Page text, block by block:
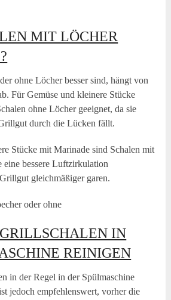
MIT LÖCHER
ohne Löcher besser sind, hängt von
Für Gemüse und kleinere Stücke
ohne Löcher geeignet, da sie
durch die Lücken fällt.
Stücke mit Marinade sind Schalen mit
eine bessere Luftzirkulation
gleichmäßiger garen.
IN
REINIGEN
in der Regel in der Spülmaschine
jedoch empfehlenswert, vorher die